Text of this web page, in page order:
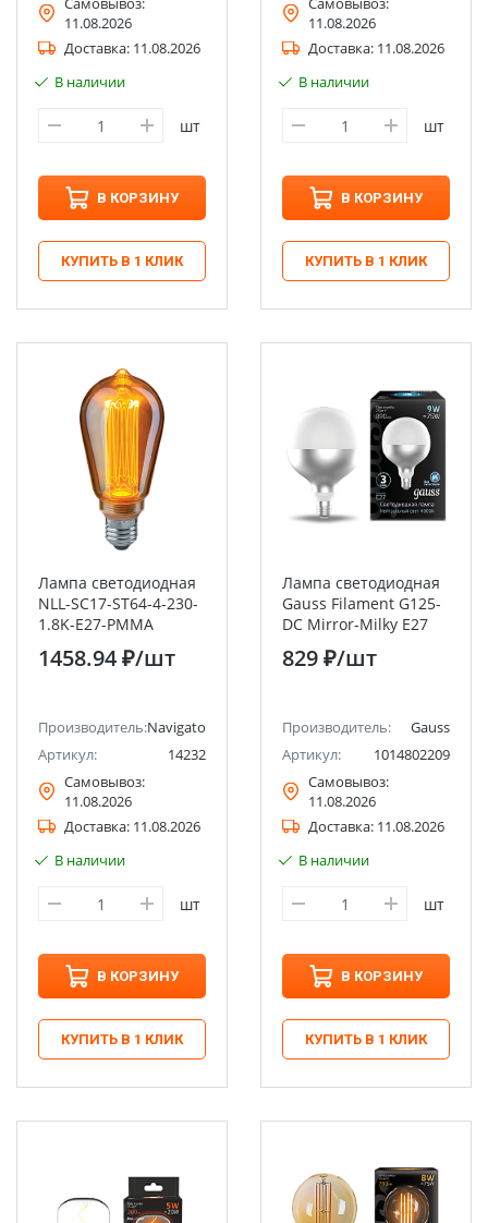
11.08.2026
Доставка: 11.08.2026
В наличии
шт
В КОРЗИНУ
КУПИТЬ В 1 КЛИК
11.08.2026
Доставка: 11.08.2026
В наличии
шт
В КОРЗИНУ
КУПИТЬ В 1 КЛИК
Лампа светодиодная
NLL-SC17-ST64-4-230-
1.8K-E27-PMMA
1458.94 ₽/шт
Производитель:Navigator
Артикул:
14232
Самовывоз:
11.08.2026
Доставка: 11.08.2026
В наличии
шт
В КОРЗИНУ
КУПИТЬ В 1 КЛИК
Лампа светодиодная
Gauss Filament G125-
DC Mirror-Milky E27
9Вт 890lm 4000K
829 ₽/шт
Производитель:
Gauss
Артикул:
1014802209
Самовывоз:
11.08.2026
Доставка: 11.08.2026
В наличии
шт
В КОРЗИНУ
КУПИТЬ В 1 КЛИК